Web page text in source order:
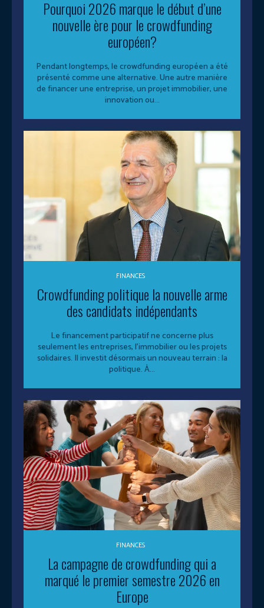
Pourquoi 2026 marque le début d’une
nouvelle ère pour le crowdfunding
européen?
Pendant longtemps, le crowdfunding européen a été
présenté comme une alternative. Une autre manière
de financer une entreprise, un projet immobilier, une
innovation ou...
FINANCES
Crowdfunding politique la nouvelle arme
des candidats indépendants
Le financement participatif ne concerne plus
seulement les entreprises, l’immobilier ou les projets
solidaires. Il investit désormais un nouveau terrain : la
politique. À...
FINANCES
La campagne de crowdfunding qui a
marqué le premier semestre 2026 en
Europe